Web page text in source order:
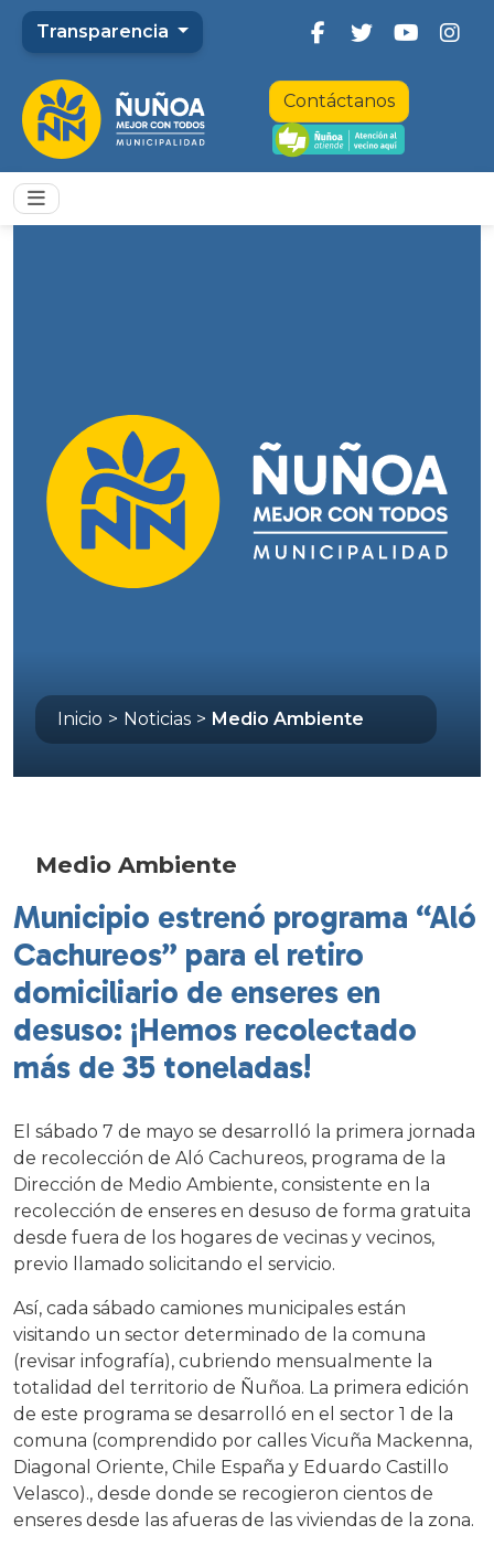
Transparencia
Contáctanos
Inicio > Noticias > Medio Ambiente
Medio Ambiente
Municipio estrenó programa “Aló
Cachureos” para el retiro
domiciliario de enseres en
desuso: ¡Hemos recolectado
más de 35 toneladas!
El sábado 7 de mayo se desarrolló la primera jornada
de recolección de Aló Cachureos, programa de la
Dirección de Medio Ambiente, consistente en la
recolección de enseres en desuso de forma gratuita
desde fuera de los hogares de vecinas y vecinos,
previo llamado solicitando el servicio.
Así, cada sábado camiones municipales están
visitando un sector determinado de la comuna
(revisar infografía), cubriendo mensualmente la
totalidad del territorio de Ñuñoa. La primera edición
de este programa se desarrolló en el sector 1 de la
comuna (comprendido por calles Vicuña Mackenna,
Diagonal Oriente, Chile España y Eduardo Castillo
Velasco)., desde donde se recogieron cientos de
enseres desde las afueras de las viviendas de la zona.